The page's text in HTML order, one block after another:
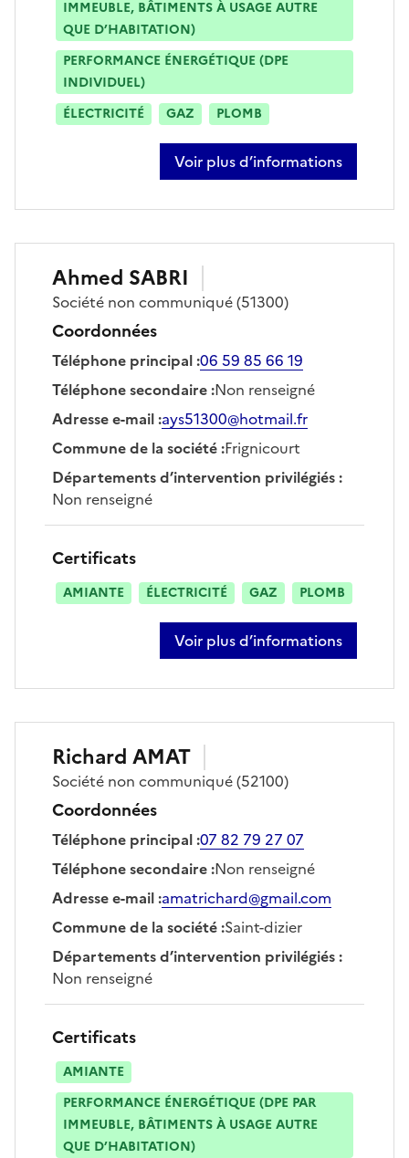
IMMEUBLE, BÂTIMENTS À USAGE AUTRE
QUE D’HABITATION)
PERFORMANCE ÉNERGÉTIQUE (DPE
INDIVIDUEL)
ÉLECTRICITÉ
GAZ PLOMB
Voir plus d’informations
sur freddy payo
Ahmed SABRI
Société non communiqué(51300)
Coordonnées
Téléphone principal:06 59 85 66 19
Téléphone secondaire:Non renseigné
Adresse e-mail:ays51300@hotmail.fr
Commune de la société:Frignicourt
Départements d’intervention privilégiés:
Non renseigné
Certificats
AMIANTE ÉLECTRICITÉ GAZ PLOMB
Voir plus d’informations
sur ahmed sabri
Richard AMAT
Société non communiqué(52100)
Coordonnées
Téléphone principal:07 82 79 27 07
Téléphone secondaire:Non renseigné
Adresse e-mail:amatrichard@gmail.com
Commune de la société:Saint-dizier
Départements d’intervention privilégiés:
Non renseigné
Certificats
AMIANTE
PERFORMANCE ÉNERGÉTIQUE (DPE PAR
IMMEUBLE, BÂTIMENTS À USAGE AUTRE
QUE D’HABITATION)